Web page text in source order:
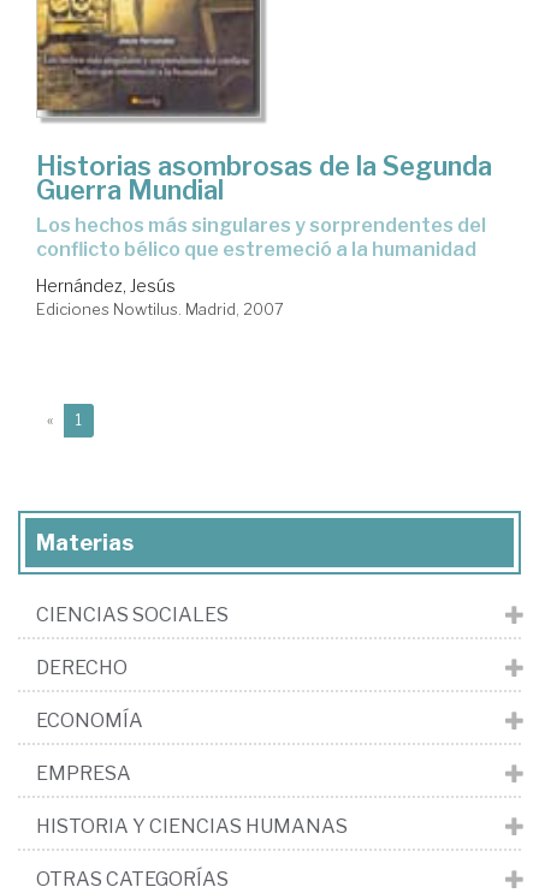
Historias asombrosas de la Segunda
Guerra Mundial
los hechos más singulares y sorprendentes del
conflicto bélico que estremeció a la humanidad
Hernández, Jesús
Ediciones Nowtilus. Madrid, 2007
« 1
Materias
CIENCIAS SOCIALES
DERECHO
ECONOMÍA
EMPRESA
HISTORIA Y CIENCIAS HUMANAS
OTRAS CATEGORÍAS